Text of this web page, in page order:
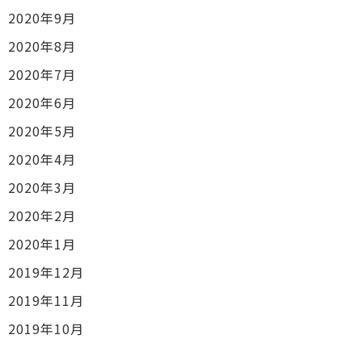
2020年9月
2020年8月
2020年7月
2020年6月
2020年5月
2020年4月
2020年3月
2020年2月
2020年1月
2019年12月
2019年11月
2019年10月